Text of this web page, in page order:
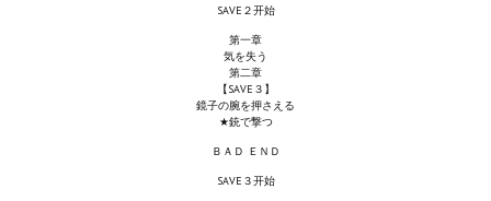
Kitana CBBE SSE BodySlide (with Physics)
SAVE２开始
第一章
気を失う
第二章
【SAVE３】
鏡子の腕を押さえる
★銃で撃つ
ＢＡＤ ＥＮＤ
SAVE３开始